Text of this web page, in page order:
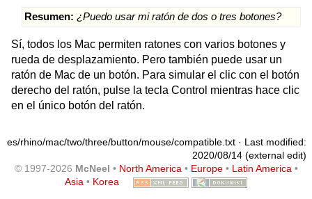
Resumen: ¿Puedo usar mi ratón de dos o tres botones?
Sí, todos los Mac permiten ratones con varios botones y
rueda de desplazamiento. Pero también puede usar un
ratón de Mac de un botón. Para simular el clic con el botón
derecho del ratón, pulse la tecla Control mientras hace clic
en el único botón del ratón.
es/rhino/mac/two/three/button/mouse/compatible.txt · Last modified:
2020/08/14 (external edit)
© 1997-2026 McNeel • North America • Europe• Latin America •
Asia • Korea